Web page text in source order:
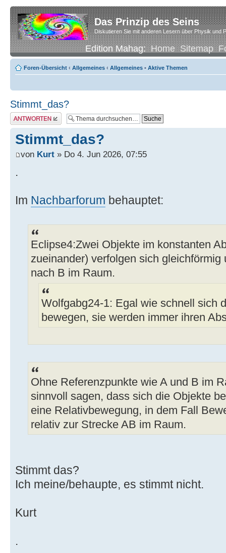
Das Prinzip des Seins
Diskutieren Sie mit anderen Lesern über Physik und
Edition Mahag:Home Sitemap
Foren-Übersicht ‹ Allgemeines ‹ Allgemeines • Aktive Themen
Stimmt_das?
Antwort erstellen
Stimmt_das?
von Kurt » Do 4. Jun 2026, 07:55
.
Im Nachbarforum behauptet:
Eclipse4:Zwei Objekte im konstanten
zueinander) verfolgen sich
nach B im Raum.
Wolfgabg24-1: Egal wie schnell sich
bewegen, sie werden immer ihren
Ohne Referenzpunkte wie A und B im
sinnvoll sagen, dass sich die Objekte
eine Relativbewegung, in dem Fall
relativ zur Strecke AB im Raum.
Stimmt das?
Ich meine/behaupte, es stimmt nicht.
Kurt
.